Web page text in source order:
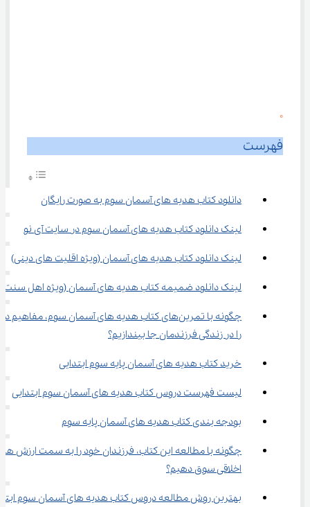
0
فهرست
دانلود کتاب هدیه های آسمان سوم به صورت رایگان
لینک دانلود کتاب هدیه های آسمان سوم در سایت آی نو
لینک دانلود کتاب هدیه های آسمان (ویژه اقلیت های دینی)
لینک دانلود ضمیمه کتاب هدیه های آسمان (ویژه اهل سنت)
چگونه با تمرین‌های کتاب هدیه های آسمان سوم، مفاهیم
را در زندگی فرزندمان جا بیندازیم؟
خرید کتاب هدیه های آسمان پایه سوم ابتدایی
لیست فهرست دروس کتاب هدیه های آسمان سوم ابتدایی
بودجه بندی کتاب هدیه های آسمان پایه سوم
چگونه با مطالعه این کتاب، فرزندان خود را به سمت ارزش
اخلاقی سوق دهیم؟
بهترین روش مطالعه دروس کتاب هدیه های آسمان سوم